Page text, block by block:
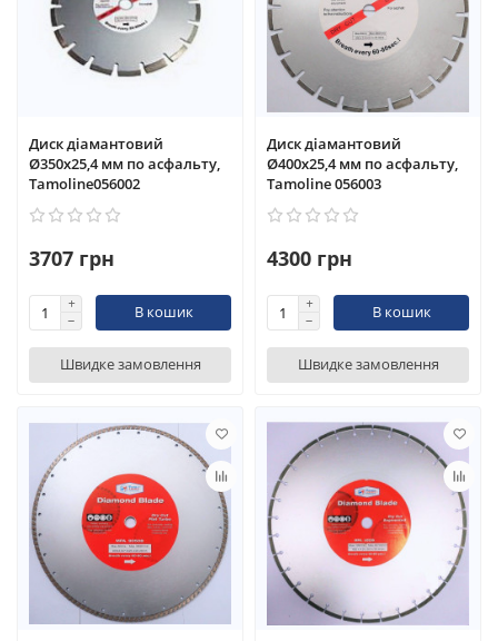
Диск діамантовий
Ø350x25,4 мм по асфальту,
Tamoline056002
3707 грн
В кошик
Швидке замовлення
Диск діамантовий
Ø400x25,4 мм по асфальту,
Tamoline 056003
4300 грн
В кошик
Швидке замовлення